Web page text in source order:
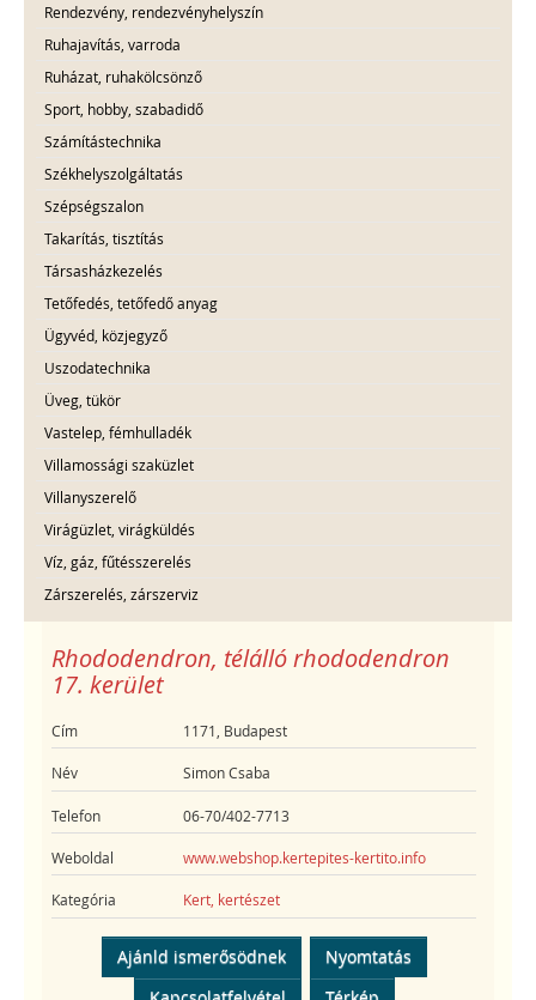
Rendezvény, rendezvényhelyszín
Ruhajavítás, varroda
Ruházat, ruhakölcsönző
Sport, hobby, szabadidő
Számítástechnika
Székhelyszolgáltatás
Szépségszalon
Takarítás, tisztítás
Társasházkezelés
Tetőfedés, tetőfedő anyag
Ügyvéd, közjegyző
Uszodatechnika
Üveg, tükör
Vastelep, fémhulladék
Villamossági szaküzlet
Villanyszerelő
Virágüzlet, virágküldés
Víz, gáz, fűtésszerelés
Zárszerelés, zárszerviz
Rhododendron, télálló rhododendron
17. kerület
Cím 1171, Budapest
Név Simon Csaba
Telefon 06-70/402-7713
Weboldal www.webshop.kertepites-kertito.info
Kategória Kert, kertészet
Ajánld ismerősödnek
Nyomtatás